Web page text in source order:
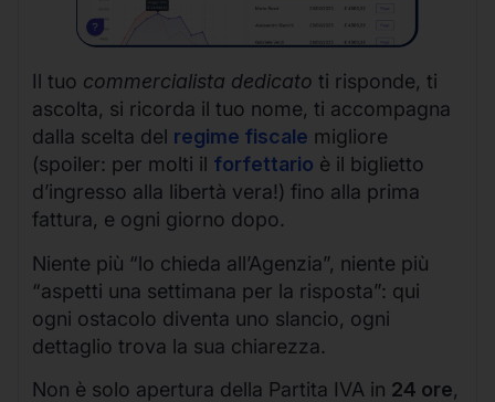
Il tuo commercialista dedicato ti risponde, ti
ascolta, si ricorda il tuo nome, ti accompagna
dalla scelta del regime fiscale migliore
(spoiler: per molti il forfettario è il biglietto
d’ingresso alla libertà vera!) fino alla prima
fattura, e ogni giorno dopo.
Niente più “lo chieda all’Agenzia”, niente più
“aspetti una settimana per la risposta”: qui
ogni ostacolo diventa uno slancio, ogni
dettaglio trova la sua chiarezza.
Non è solo apertura della Partita IVA in 24 ore,